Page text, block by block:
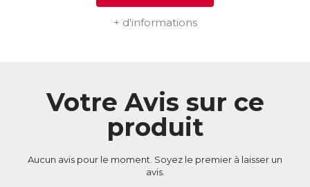
+ d'informations
Votre Avis sur ce
produit
Aucun avis pour le moment. Soyez le premier à laisser un
avis.